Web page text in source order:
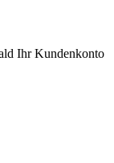
Ihr Kundenkonto